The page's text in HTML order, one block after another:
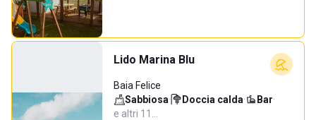
Lido Marina Blu
Baia Felice
Sabbiosa· Doccia calda· Bar·
e altri 11…